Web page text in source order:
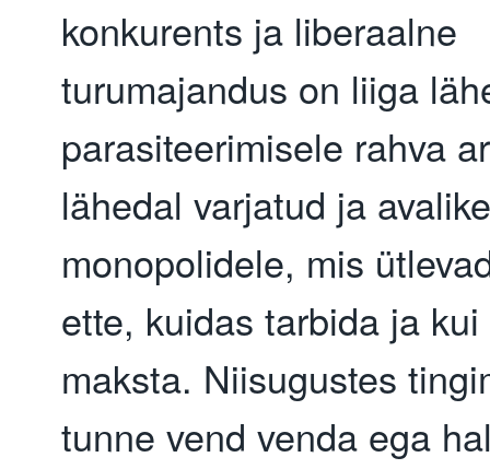
konkurents ja liberaalne
turumajandus on liiga
parasiteerimisele rahva
lähedal varjatud ja
monopolidele, mis
ette, kuidas tarbida ja
maksta. Niisugustes
tunne vend venda ega